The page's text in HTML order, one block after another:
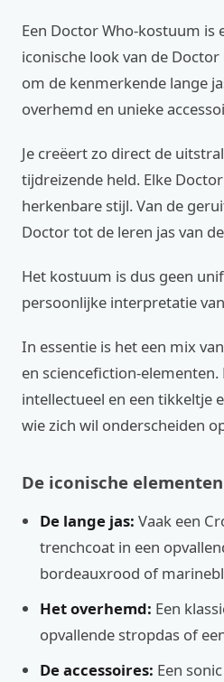
Een Doctor Who-kostuum is
iconische look van de
om de kenmerkende lange
overhemd en unieke
Je creëert zo direct de
tijdreizende held. Elke
herkenbare stijl. Van de
Doctor tot de leren jas van
Het kostuum is dus geen
persoonlijke interpretatie
In essentie is het een mix
en sciencefiction-elementen.
intellectueel en een tikkeltje
wie zich wil onderscheiden
De iconische elementen
De lange jas: Vaak een
trenchcoat in een
bordeauxrood of
Het overhemd: Een
opvallende stropdas of
De accessoires: Een